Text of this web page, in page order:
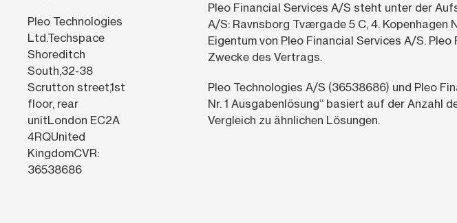
Pleo Technologies
Ltd.Techspace
Shoreditch
South,32-38
Scrutton street,1st
floor, rear
unitLondon EC2A
4RQUnited
KingdomCVR:
36538686
Pleo Financial Services A/S steht unter der
A/S: Ravnsborg Tværgade 5 C, 4. Kopenhagen
Eigentum von Pleo Financial Services A/S.
Zwecke des Vertrags.
Pleo Technologies A/S (36538686) und Pleo
Nr. 1 Ausgabenlösung“ basiert auf der Anzahl
Vergleich zu ähnlichen Lösungen.